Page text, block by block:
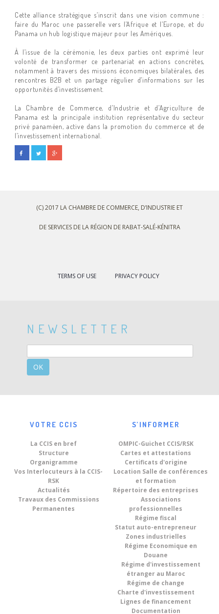
Cette alliance stratégique s’inscrit dans une vision commune :
faire du Maroc une passerelle vers l’Afrique et l’Europe, et du
Panama un hub logistique majeur pour les Amériques.
À l’issue de la cérémonie, les deux parties ont exprimé leur
volonté de transformer ce partenariat en actions concrètes,
notamment à travers des missions économiques bilatérales, des
rencontres B2B et un partage régulier d’informations sur les
opportunités d’investissement.
La Chambre de Commerce, d’Industrie et d’Agriculture de
Panama est la principale institution représentative du secteur
privé panaméen, active dans la promotion du commerce et de
l’investissement international.
(C) 2017 LA CHAMBRE DE COMMERCE, D’INDUSTRIE ET
DE SERVICES DE LA RÉGION DE RABAT-SALÉ-KÉNITRA
TERMS OF USE PRIVACY POLICY
NEWSLETTER
OK
VOTRE CCIS
La CCIS en bref
Structure
Organigramme
Vos Interlocuteurs à la CCIS-
RSK
Actualités
Travaux des Commissions
Permanentes
S’INFORMER
OMPIC-Guichet CCIS/RSK
Cartes et attestations
Certificats d'origine
Location Salle de conférences
et formation
Répertoire des entreprises
Associations
professionnelles
Régime fiscal
Statut auto-entrepreneur
Zones industrielles
Régime Economique en
Douane
Régime d'investissement
étranger au Maroc
Régime de change
Charte d'investissement
Lignes de financement
Documentation